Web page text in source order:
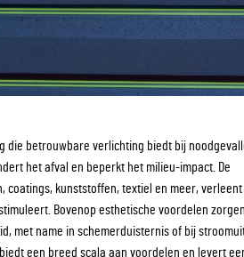
die betrouwbare verlichting biedt bij
het afval en beperkt het milieu-impact. De
coatings, kunststoffen, textiel en meer,
Bovenop esthetische voordelen
met name in schemerduisternis of bij
een breed scala aan voordelen en levert